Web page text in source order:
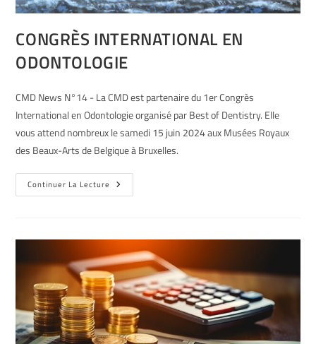
CONGRÈS INTERNATIONAL EN
ODONTOLOGIE
CMD News N°14 - La CMD est partenaire du 1er Congrès
International en Odontologie organisé par Best of Dentistry. Elle
vous attend nombreux le samedi 15 juin 2024 aux Musées Royaux
des Beaux-Arts de Belgique à Bruxelles.
Continuer La Lecture